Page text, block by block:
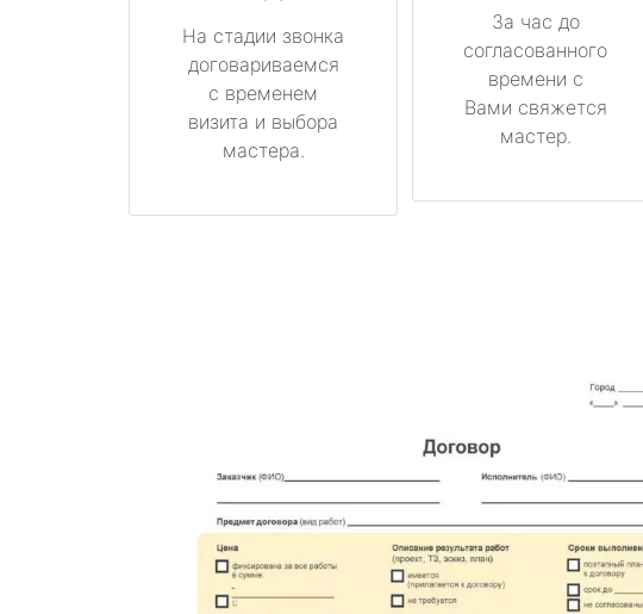
На стадии звонка
договариваемся
с временем
визита и выбора
мастера.
За час до
согласованного
времени с
Вами свяжется
мастер.